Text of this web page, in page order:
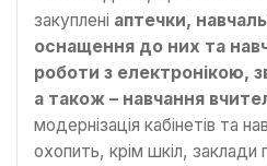
закуплені аптечки,
оснащення до них та
роботи з електронікою,
а також – навчання
модернізація кабінетів та
охопить, крім шкіл, заклади